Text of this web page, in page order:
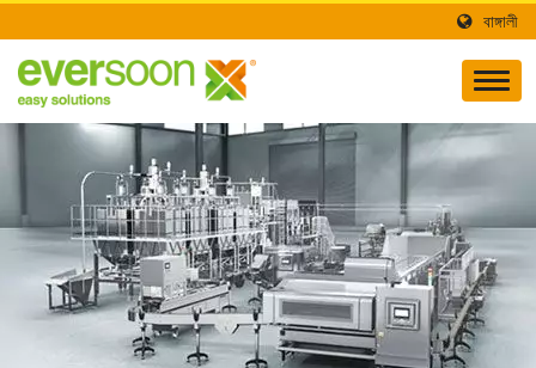
বাঙ্গালী